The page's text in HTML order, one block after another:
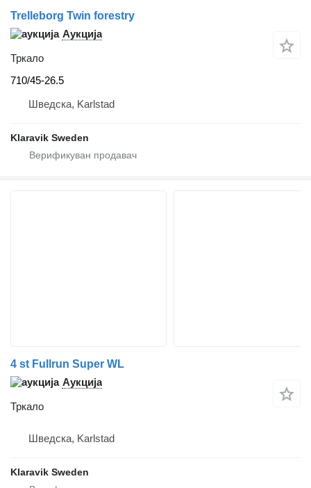
Trelleborg Twin forestry
Аукција
Тркало
710/45-26.5
Шведска, Karlstad
Klaravik Sweden
4 st Fullrun Super WL
Аукција
Тркало
Шведска, Karlstad
Klaravik Sweden